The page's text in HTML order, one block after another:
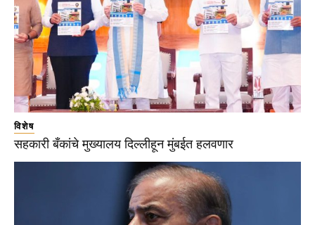
विशेष
सहकारी बँकांचे मुख्यालय दिल्लीहून मुंबईत हलवणार